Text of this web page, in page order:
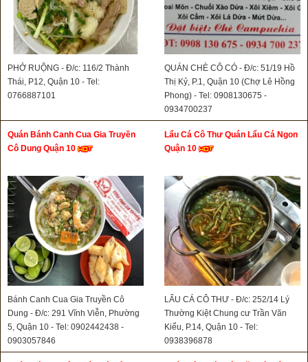
PHỞ RUỘNG - Đ/c: 116/2 Thành
Thái, P12, Quận 10 - Tel:
0766887101
QUÁN CHÈ CÔ CÓ - Đ/c: 51/19 Hồ
Thị Kỷ, P.1, Quận 10 (Chợ Lê Hồng
Phong) - Tel: 0908130675 -
0934700237
Quán Bánh Canh Cua Gia Truyền
Cô Dung Quận 10
Bánh Canh Cua Gia Truyền Cô
Dung - Đ/c: 291 Vĩnh Viễn, Phường
5, Quận 10 - Tel: 0902442438 -
0903057846
Lẩu Cá Cô Thư Quán Lẩu Cá Ngon
Quận 10
LẨU CÁ CÔ THƯ - Đ/c: 252/14 Lý
Thường Kiệt Chung cư Trần Văn
Kiểu, P.14, Quận 10 - Tel:
0938396878